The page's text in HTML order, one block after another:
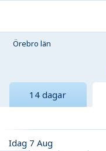
Örebro län
14 dagar
Idag 7 Aug